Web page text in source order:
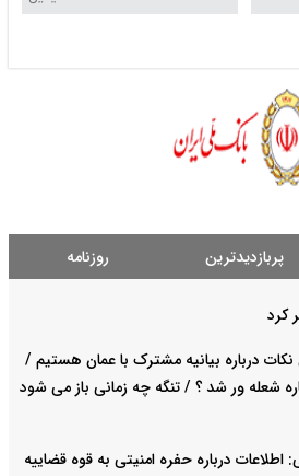
پربازدیدترین روزنامه
کرد
درباره بیانیه مشترک با عمان هستیم /
از ۱۷ تیر دوباره شعله ور شد ؟ / تنگه چه زمانی باز می شود
درباره حفره امنیتی به قوه قضاییه